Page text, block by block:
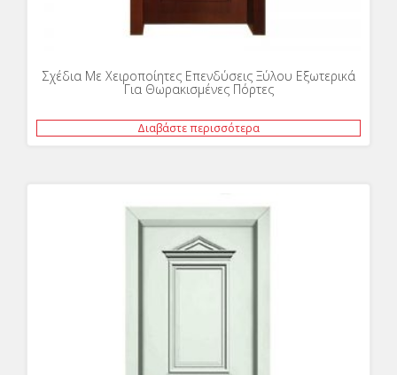
Σχέδια Με Χειροποίητες Επενδύσεις Ξύλου Εξωτερικά
Για Θωρακισμένες Πόρτες
Διαβάστε περισσότερα